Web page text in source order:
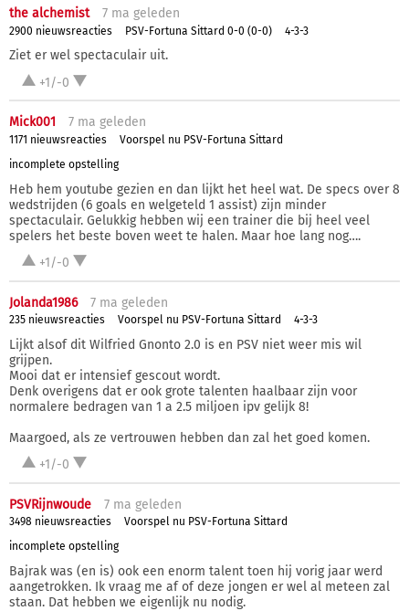
the alchemist 7 ma geleden
2900 nieuwsreacties PSV-Fortuna Sittard 0-0 (0-0) 4-3-3
Ziet er wel spectaculair uit.
+1/-0
Mick001 7 ma geleden
1171 nieuwsreacties
Voorspel nu PSV-Fortuna Sittard
incomplete opstelling
Heb hem youtube gezien en dan lijkt het heel wat. De specs over 8
wedstrijden (6 goals en welgeteld 1 assist) zijn minder
spectaculair. Gelukkig hebben wij een trainer die bij heel veel
spelers het beste boven weet te halen. Maar hoe lang nog….
+1/-0
Jolanda1986 7 ma geleden
235 nieuwsreacties Voorspel nu PSV-Fortuna Sittard 4-3-3
Lijkt alsof dit Wilfried Gnonto 2.0 is en PSV niet weer mis wil
grijpen.
Mooi dat er intensief gescout wordt.
Denk overigens dat er ook grote talenten haalbaar zijn voor
normalere bedragen van 1 a 2.5 miljoen ipv gelijk 8!
Maargoed, als ze vertrouwen hebben dan zal het goed komen.
+1/-0
PSVRijnwoude 7 ma geleden
3498 nieuwsreacties
Voorspel nu PSV-Fortuna Sittard
incomplete opstelling
Bajrak was (en is) ook een enorm talent toen hij vorig jaar werd
aangetrokken. Ik vraag me af of deze jongen er wel al meteen zal
staan. Dat hebben we eigenlijk nu nodig.